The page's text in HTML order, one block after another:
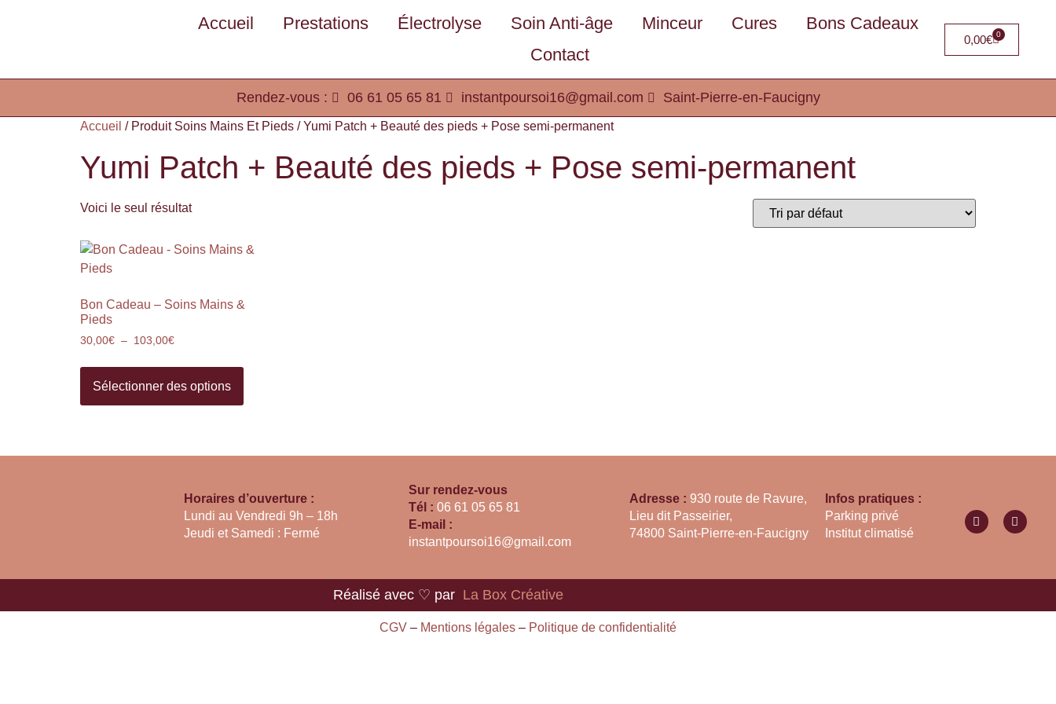
Accueil Prestations Électrolyse Soin Anti-âge Minceur Cures
Bons Cadeaux
Contact
0,00€ 0
Rendez-vous : 06 61 05 65 81 instantpoursoi16@gmail.com Saint-Pierre-en-Faucigny
Accueil / Produit Soins Mains Et Pieds / Yumi Patch + Beauté des pieds + Pose semi-permanent
Yumi Patch + Beauté des pieds + Pose semi-permanent
Voici le seul résultat
Bon Cadeau – Soins Mains &
Pieds
30,00€ – 103,00€
Sélectionner des options
Horaires d’ouverture :
Lundi au Vendredi 9h – 18h
Jeudi et Samedi : Fermé
Sur rendez-vous
Tél :06 61 05 65 81
E-mail :
instantpoursoi16@gmail.com
Adresse : 930 route de Ravure,
Lieu dit Passeirier,
74800 Saint-Pierre-en-Faucigny
Infos pratiques :
Parking privé
Institut climatisé
Réalisé avec ♡ par La Box Créative
CGV – Mentions légales – Politique de confidentialité